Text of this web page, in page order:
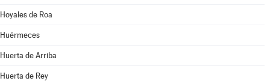
Hoyales de Roa
Huérmeces
Huerta de Arriba
Huerta de Rey